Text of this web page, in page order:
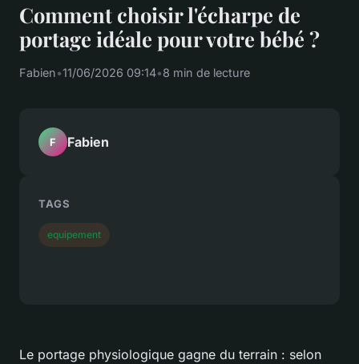
Comment choisir l'écharpe de
portage idéale pour votre bébé ?
Fabien•11/06/2026 09:14•8 min de lecture
Le portage physiologique gagne du terrain : selon
F Fabien
TAGS
equipement